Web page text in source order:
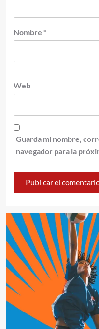
Nombre *
Web
Guarda mi nombre,
navegador para la